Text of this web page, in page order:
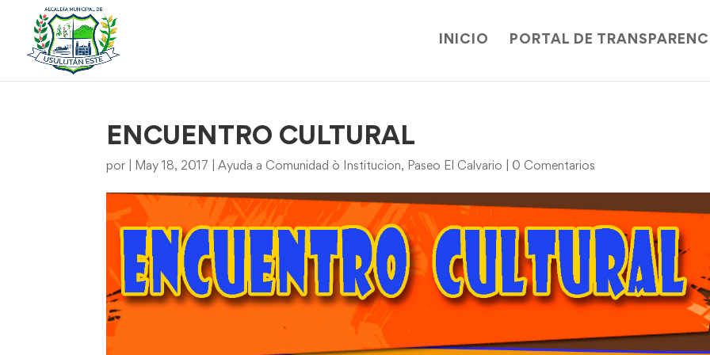
INICIO PORTAL DE
ENCUENTRO CULTURAL
por May 18, 2017 |Ayuda a Comunidad ò Institucion, Paseo El Calvario 0 Comentarios